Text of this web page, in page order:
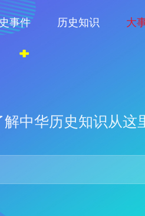
事件 历史知识 大
解中华历史知识从这